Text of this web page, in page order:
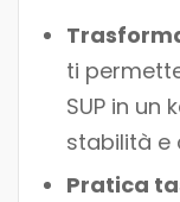
ti
SUP in
stabilità e
Pratica